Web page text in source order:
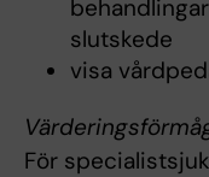
slutskede
visa
För